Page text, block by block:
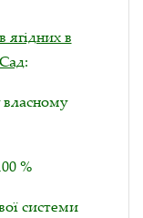
ягідних в
:
%
системи